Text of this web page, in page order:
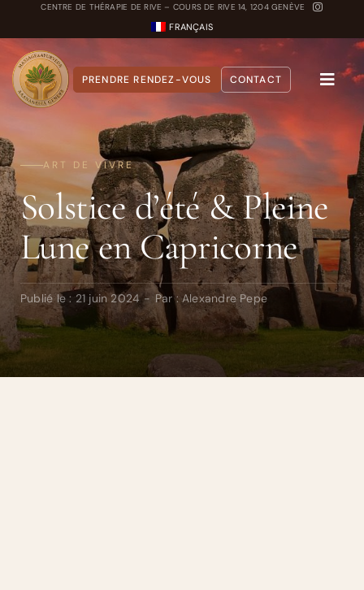
contenu
CENTRE DE THÉRAPIE DE RIVE – COURS DE RIVE 14, 1204 GENÈVE
FRANÇAIS
Toggle
A propos
Nos Soins
Carnet Ayurvédique
Quiz Dosha
PRENDRE RENDEZ-VOUS CONTACT
ART DE VIVRE
Solstice d’été & Pleine
Lune en Capricorne
Publié le : 21 juin 2024 - Par :Alexandre Pepe